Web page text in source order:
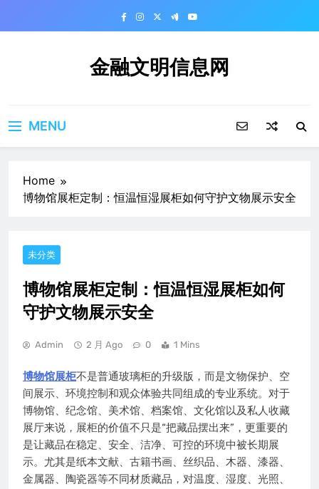
金融文明信息网
MENU
Home
博物馆展柜定制：恒温恒湿展柜如何守护文物展示安全
未分类
博物馆展柜定制：恒温恒湿展柜如何
守护文物展示安全
Admin 2 月 Ago 0 1 Mins
博物馆展柜不是普通玻璃柜的升级版，而是文物保护、空
间展示、环境控制和观众体验共同组成的专业系统。对于
博物馆、纪念馆、美术馆、档案馆、文化馆以及私人收藏
展厅来说，展柜的价值不只是“把藏品摆出来”，更重要的
是让藏品在稳定、安全、洁净、可控的环境中被长期展
示。尤其是纸本文献、古籍书画、丝织品、木器、漆器、
金属器、陶瓷器等不同材质藏品，对温度、湿度、光照、